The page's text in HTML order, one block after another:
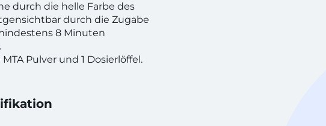
durch die helle Farbe des
durch die Zugabe
8 Minuten
MTA Pulver und 1 Dosierlöffel.